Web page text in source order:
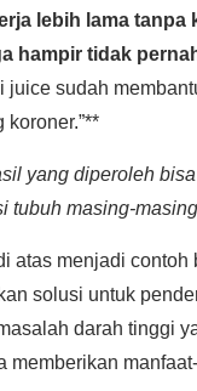
lebih lama tanpa
hampir tidak
juice sudah
koroner.”**
yang diperoleh
tubuh masing-
atas menjadi contoh
solusi untuk
darah tinggi
memberikan